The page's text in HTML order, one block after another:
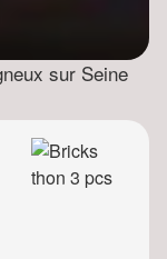
sur Seine